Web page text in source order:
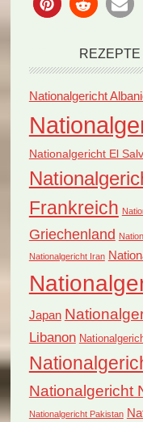
Nationalgericht
Nationalgericht El
Frankreich
Griechenland
Nationalgericht Iran
Japan
Libanon
Nationalgericht
Nationalgericht Pakistan